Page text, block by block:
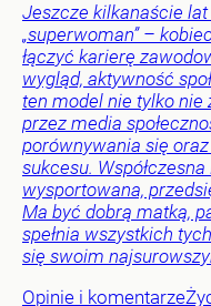
Jeszcze kilkanaście
„superwoman” –
łączyć karierę
wygląd, aktywność
ten model nie tylko nie
przez media
porównywania się
sukcesu.
wysportowana,
Ma być dobrą matką,
spełnia wszystkich
się swoim
Opinie i komentarze